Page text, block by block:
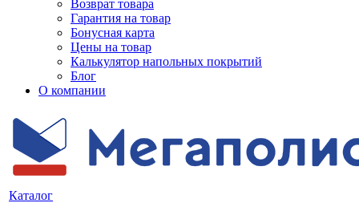
Возврат товара
Гарантия на товар
Бонусная карта
Цены на товар
Калькулятор напольных покрытий
Блог
О компании
Каталог